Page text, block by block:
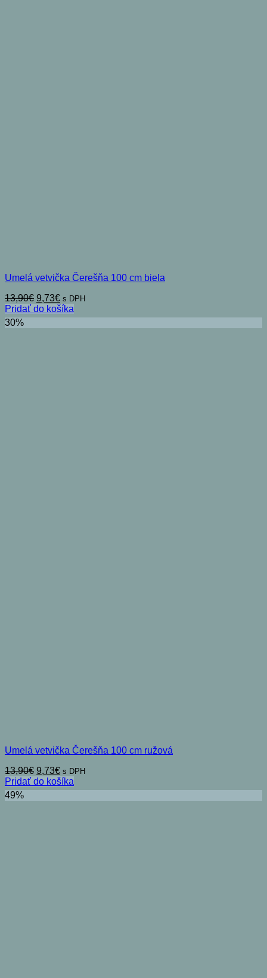
Umelá vetvička Čerešňa 100 cm biela
13,90€ Pôvodná
cena
bola:
13,90€.
9,73€Aktuálna
cena
je:
9,73€.
s DPH
Pridať do košíka
30%
Umelá vetvička Čerešňa 100 cm ružová
13,90€ Pôvodná
cena
bola:
13,90€.
9,73€Aktuálna
cena
je:
9,73€.
s DPH
Pridať do košíka
49%